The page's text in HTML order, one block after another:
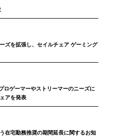
ズを拡張し、セイルチェア ゲーミング
ロゲーマーやストリーマーのニーズに
アを発表
在宅勤務推奨の期間延長に関するお知